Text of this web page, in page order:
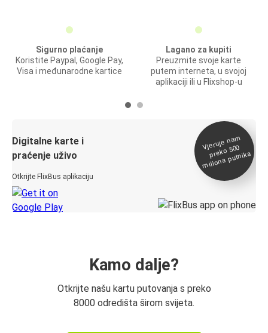
Sigurno plaćanje
Koristite Paypal, Google Pay,
Visa i međunarodne kartice
Lagano za kupiti
Preuzmite svoje karte
putem interneta, u svojoj
aplikaciji ili u Flixshop-u
Digitalne karte i
praćenje uživo
Otkrijte FlixBus aplikaciju
Vjeruje na
m
preko 500
miliona putnika
Kamo dalje?
Otkrijte našu kartu putovanja s preko
8000 odredišta širom svijeta.